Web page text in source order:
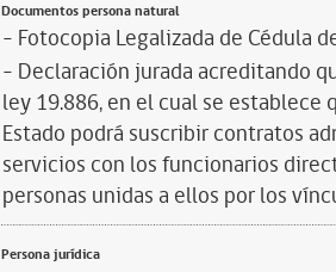
Documentos persona natural
- Fotocopia Legalizada de Cédula
- Declaración jurada acreditando
ley 19.886, en el cual se
Estado podrá suscribir contratos
servicios con los funcionarios
personas unidas a ellos por los
Persona jurídica